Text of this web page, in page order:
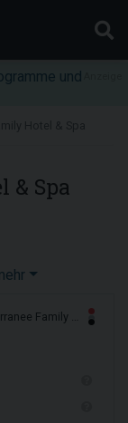
und
& Spa
Family …